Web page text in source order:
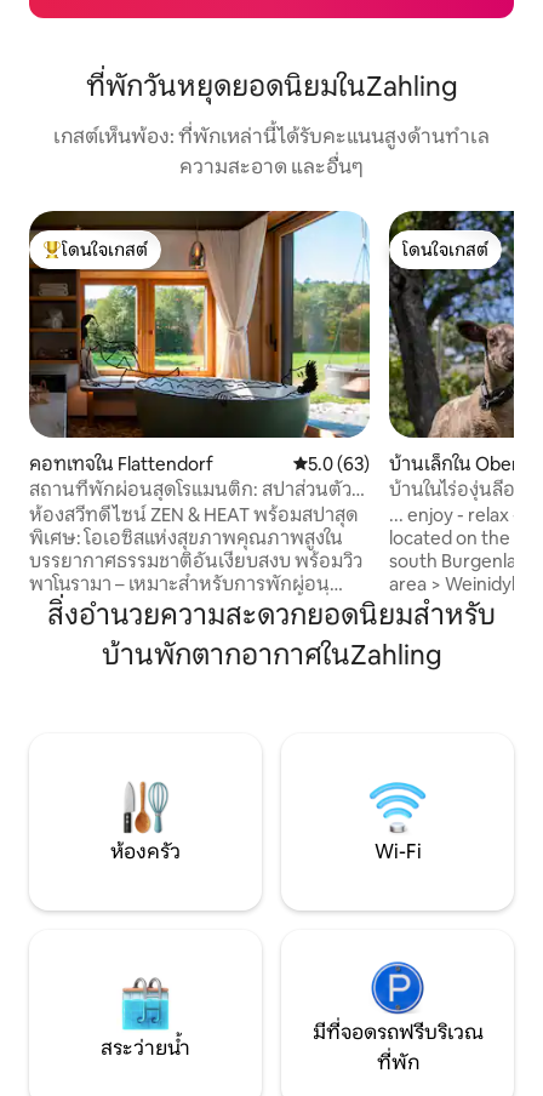
ที่พักวันหยุดยอดนิยมในZahling
เกสต์เห็นพ้อง: ที่พักเหล่านี้ได้รับคะแนนสูงด้านทำเล
ความสะอาด และอื่นๆ
โดนใจเกสต์ที่สุด
โดนใจเกสต์
คอทเทจใน Flattendorf คะแนนเฉลี่ย 5.0 จาก 5, 63 รีวิว
5.0 (63)
สถานที่พักผ่อนสุดโรแมนติก: สปาส่วนตัว
ธรรมชาติ และบุคลิก
ห้องสวีทดีไซน์ ZEN & HEAT พร้อมสปาสุด
พิเศษ: โอเอซิสแห่งสุขภาพคุณภาพสูงใน
บรรยากาศธรรมชาติอันเงียบสงบ พร้อมวิว
พาโนรามา – เหมาะสำหรับการพักผ่อน
อย่างผ่อนคลายสำหรับสองท่าน: พื้นที่สปา
เปิดโล่งสู่ภายนอก พร้อมฝักบัวอาบน้ำและ
อ่างอาบน้ำคู่แบบตั้งพื้น ห้องซาวน่าส่วนตัว
สำหรับการเดินป่าและปั่นจักรยาน ใกล้กับ
บ่อน้ำพุร้อนและทะเลสาบ สามารถเพิ่มเด็ก
ได้อีกหนึ่งท่าน
โดนใจเกสต์
โดนใจเกสต์
บ้านเล็กใน
บ้านในไร่องุ่นลีอา
... enjoy - relax -
located on the
south
area > Weinidylle
ทันสมัยและได้รับก
ยั่งยืนให้บรรยากา
และผ่อนคลาย
ใจด้วยทำเลที่ตั้ง
สิ่งอำนวยความสะดวกยอดนิยมสำหรับ
บ้านพักตากอากาศในZahling
ห้องครัว Wi-Fi
สระว่ายน้ำ
มีที่จอดรถฟรีบริเวณ
ที่พัก